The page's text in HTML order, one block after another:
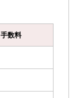
手数料